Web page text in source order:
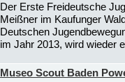
Der Erste Freideutsche
Meißner im Kaufunger
Deutschen
im Jahr 2013, wird wieder
Museo Scout Baden